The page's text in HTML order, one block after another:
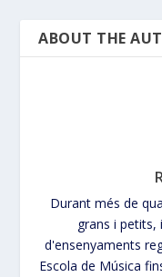
ABOUT THE
Durant més de
grans i petits,
d'ensenyaments
Escola de Música